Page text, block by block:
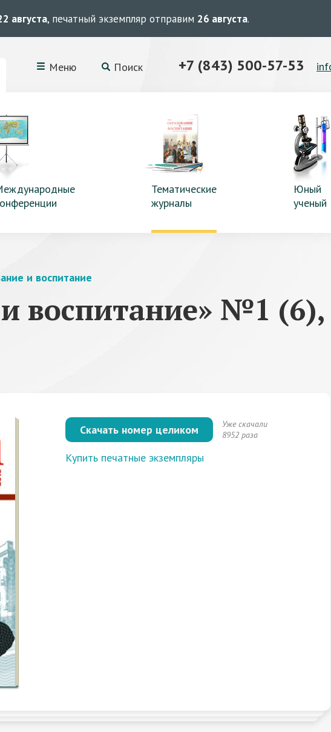
августа, печатный экземпляр отправим 26 августа.
Меню Поиск +7 (843) 500-57-53
Тематические
журналы
Юный
ученый
и воспитание
воспитание» №1 (6),
Скачать номер целиком
Уже скачали
8952 раза
Купить печатные экземпляры